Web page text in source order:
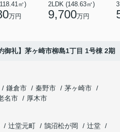
㎡)
万円
2LDK (148.63㎡)
9,700万円
御礼】茅ヶ崎市柳島1丁目 1号棟 2期
鎌倉市 秦野市
茅ヶ崎市
名市
厚木市
辻堂元町 鵠沼松が岡
辻堂